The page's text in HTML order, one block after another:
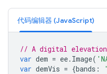
代码编辑器 (JavaScript)
// A digital elevation
var dem = ee. Image(
var demVis = {bands :